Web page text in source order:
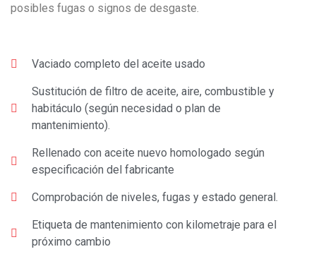
posibles fugas o signos de desgaste.
Vaciado completo del aceite usado
Sustitución de filtro de aceite, aire, combustible y
habitáculo (según necesidad o plan de
mantenimiento).
Rellenado con aceite nuevo homologado según
especificación del fabricante
Comprobación de niveles, fugas y estado general.
Etiqueta de mantenimiento con kilometraje para el
próximo cambio